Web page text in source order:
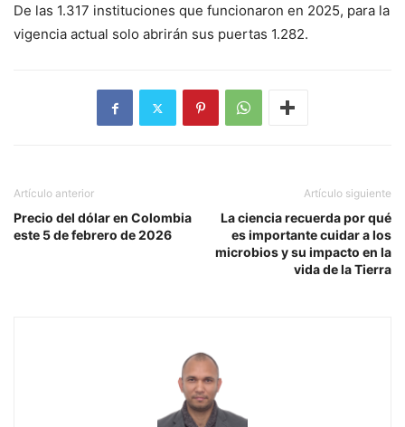
De las 1.317 instituciones que funcionaron en 2025, para la
vigencia actual solo abrirán sus puertas 1.282.
Artículo anterior
Precio del dólar en Colombia
este 5 de febrero de 2026
Artículo siguiente
La ciencia recuerda por qué
es importante cuidar a los
microbios y su impacto en la
vida de la Tierra